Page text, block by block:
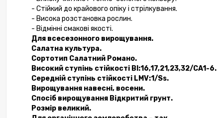
- Стійкий до крайового опіку і стрілкування.
- Висока розстановка рослин.
- Відмінні смакові якості.
Для всесезонного вирощування.
Салатна культура.
Сортотип Салатний Романо.
Високий ступінь стійкості Bl:16,17,21,23,32/CA1-6.
Середній ступінь стійкості LMV:1/Ss.
Вирощування навесні, восени.
Спосіб вирощування Відкритий грунт.
Розмір великий.